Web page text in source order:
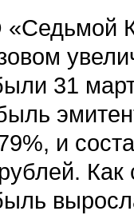
31
и
Как